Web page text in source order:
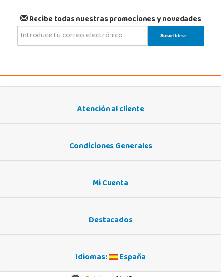
Recibe todas nuestras promociones y novedades
Atención al cliente
Condiciones Generales
Mi Cuenta
Destacados
Idiomas: España